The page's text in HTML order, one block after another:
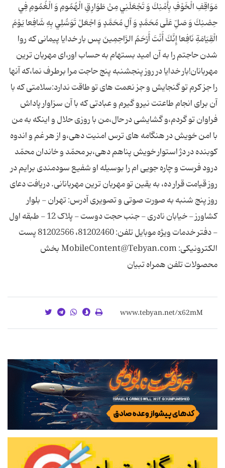
مَوَاقِفِ الْخَوْفِ بِأَمْنِكَ وَ تَجْعَلَنِي مِنْ طَوَارِقِ الْهُمُومِ وَ الْغُمُومِ فِي
حِصْنِكَ وَ صَلِّ عَلَى مُحَمَّدٍ وَ آلِ مُحَمَّدٍ وَ اجْعَلْ تَوَسُّلِي بِهِ شَافِعا يَوْمَ
الْقِيَامَةِ نَافِعا إِنَّكَ أَنْتَ أَرْحَمُ الرَّاحِمِينَ پس بار خدايا پيمانى كه روا
شدن حاجتم را به آن اميد بسته‏ام به حساب اور،اى مهربان ‏ترين
مهربانان!بار خدايا در روز پنجشنبه پنج حاجت‏ مرا برطرف نما،كه آنها
را جز كرم تو گنجايش و جز نعمت هاى تو طاقت ندارد:سلامتى كه با
آن براى انجام‏ طاعتت نيرو گيرم و عبادتى كه با آن سزاوار پاداش
فراوان تو گردم،و گشايشى در حال،من با روزى حلال‏ و اينكه به من
با امن خويش در هنگامه‏ هاى ترس امنيت دهى،و از هر غم و اندوه
كوبنده در دژ استوار خويش پناهم‏ دهى،بر محمّد و خاندان محمّد
درود فرست و چاره‏ جويی ام را بوسيله او شفيع سودمندى برايم در
روز قيامت‏ قرار ده، به يقين تو مهربان ترين مهربانانى. دریافت دعای
روز پنج شنبه به صورت صوتی و تصویری آدرس: تهران - بلوار
کشاورز - خیابان نادری - جنب حجت دوست - پلاک 12 - طبقه اول
- دفتر خدمات ویژه موبایل تلفن: 81202460، 81202566 پست
الکترونیکی: MobileContent@Tebyan.com بخش
محصولات تلفن همراه تبیان